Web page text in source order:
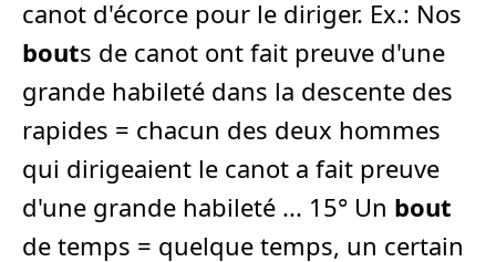
canot d'écorce pour le diriger. Ex.: Nos
bouts de canot ont fait preuve d'une
grande habileté dans la descente des
rapides = chacun des deux hommes
qui dirigeaient le canot a fait preuve
d'une grande habileté ... 15° Un bout
de temps = quelque temps, un certain